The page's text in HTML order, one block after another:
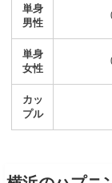
単身
男性
単身
女性
カッ
プル